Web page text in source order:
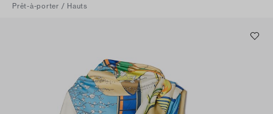
Prêt-à-porter / Hauts